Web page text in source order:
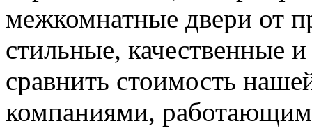
межкомнатные двери от
стильные, качественные
сравнить стоимость
компаниями,